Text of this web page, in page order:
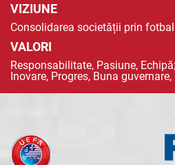
VIZIUNE
Consolidarea societății prin fotbal
VALORI
Responsabilitate, Pasiune, Echipă;
Inovare, Progres, Buna